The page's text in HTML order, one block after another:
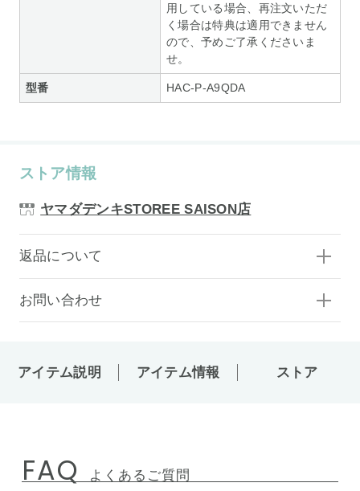
用している場合、再注文いただ
く場合は特典は適用できません
ので、予めご了承くださいま
せ。
型番 HAC-P-A9QDA
ストア情報
ヤマダデンキSTOREE SAISON店
返品について
お問い合わせ
アイテム説明 アイテム情報 ストア
FAQ よくあるご質問